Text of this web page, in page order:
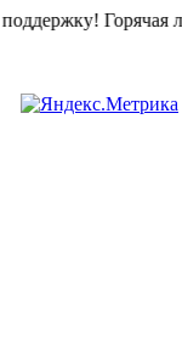
Горячая